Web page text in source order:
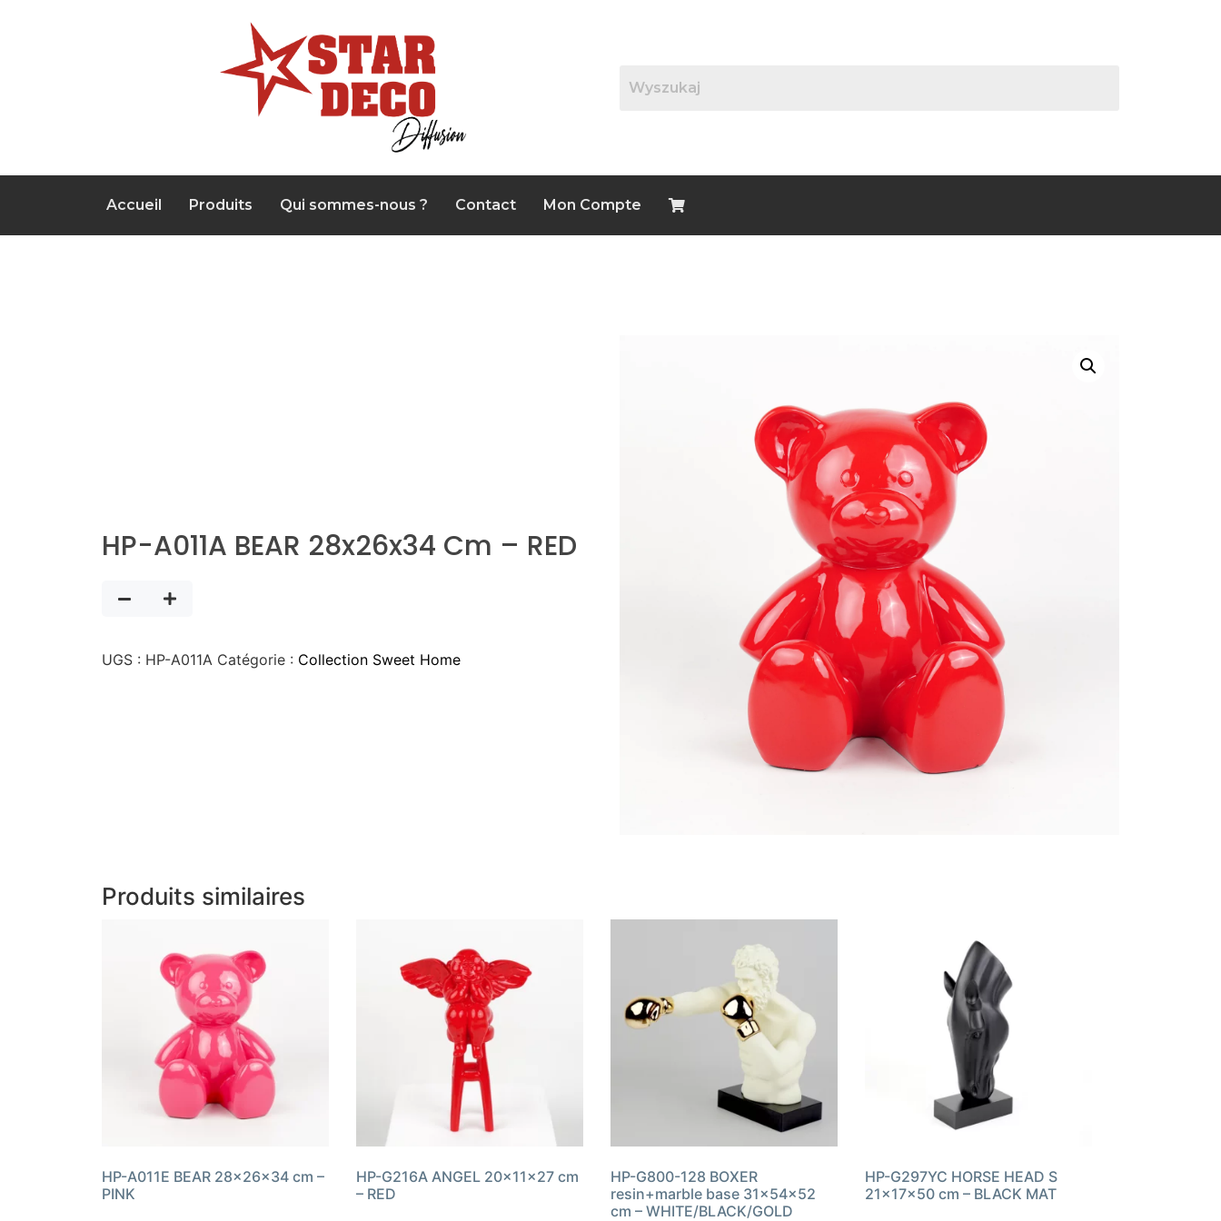
Accueil Produits Qui sommes-nous ? Contact Mon Compte
HP-A011A BEAR 28x26x34 Cm – RED
UGS : HP-A011A Catégorie : Collection Sweet Home
Produits similaires
HP-A011E BEAR 28x26x34 cm –
PINK
HP-G216A ANGEL 20x11x27 cm
– RED
HP-G800-128 BOXER
resin+marble base 31x54x52
cm – WHITE/BLACK/GOLD
HP-G297YC HORSE HEAD S
21x17x50 cm – BLACK MAT